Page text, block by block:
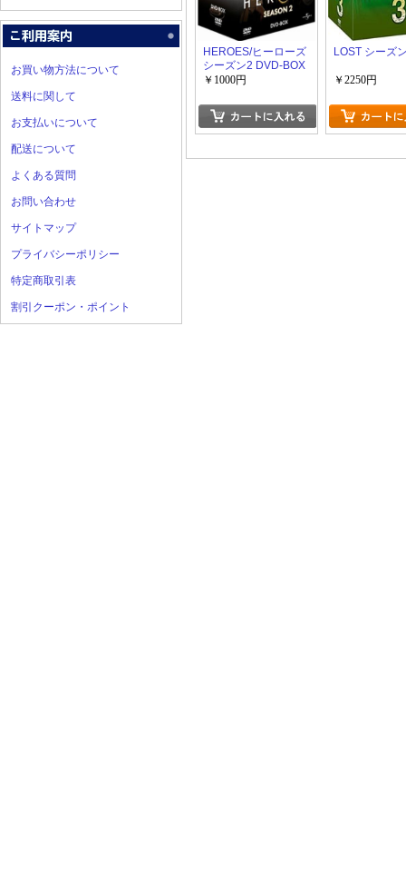
お買い物方法について
送料に関して
お支払いについて
配送について
よくある質問
お問い合わせ
サイトマップ
プライバシーポリシー
特定商取引表
割引クーポン・ポイント
HEROES/ヒーローズ
シーズン2 DVD-BOX
￥1000円
LOST シーズ
￥2250円